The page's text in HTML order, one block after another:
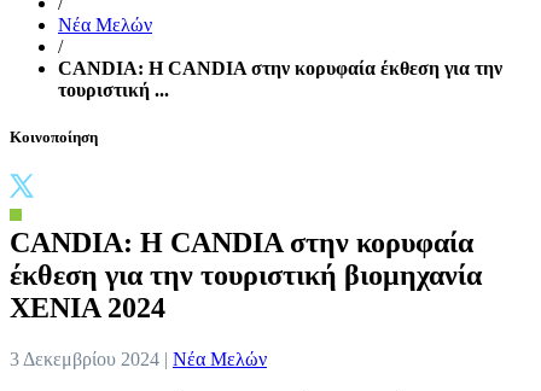
Νέα Μελών
/
CANDIA: Η CANDIA στην κορυφαία έκθεση για την
τουριστική ...
Κοινοποίηση
CANDIA: Η CANDIA στην κορυφαία
έκθεση για την τουριστική βιομηχανία
ΧΕΝΙΑ 2024
3 Δεκεμβρίου 2024 | Νέα Μελών